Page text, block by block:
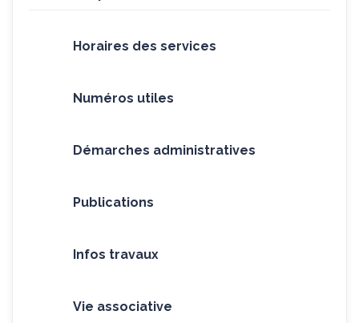
Horaires des services
Numéros utiles
Démarches administratives
Publications
Infos travaux
Vie associative